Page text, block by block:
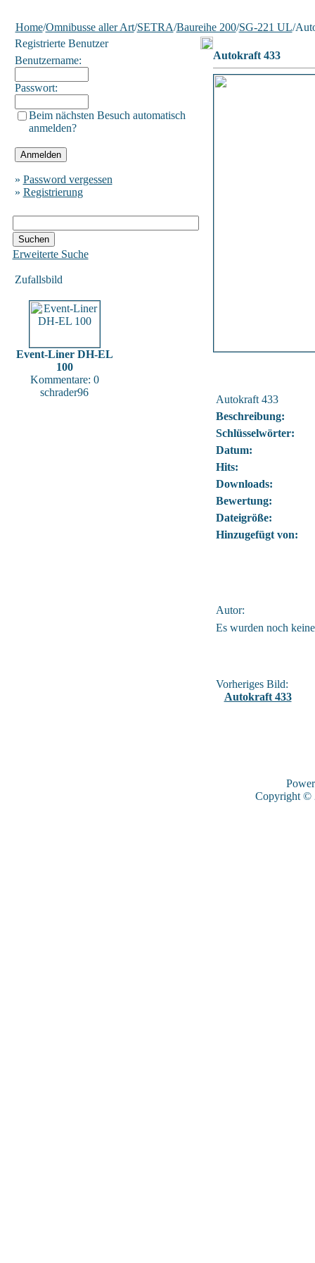
Home/Omnibusse aller Art/SETRA/Baureihe 200/SG-221 UL/
Registrierte Benutzer
Benutzername:
Passwort:
Beim nächsten Besuch automatisch
anmelden?
» Password vergessen
» Registrierung
Erweiterte Suche
Zufallsbild
Event-Liner DH-EL
100
Kommentare: 0
schrader96
Autokraft 433
Autokraft 433
Beschreibung:
Schlüsselwörter:
Datum:
Hits:
Downloads:
Bewertung:
Dateigröße:
Hinzugefügt von:
Autor:
Es wurden noch
Vorheriges Bild:
Autokraft 433
Copyright ©